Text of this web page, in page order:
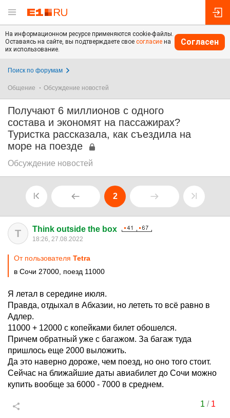
На информационном ресурсе применяются cookie-файлы.
Оставаясь на сайте, вы подтверждаете свое согласие на
их использование.
Согласен
Поиск по форумам
Общение Обсуждение новостей
Получают 6 миллионов с одного
состава и экономят на пассажирах?
Туристка рассказала, как съездила на
море на поезде
Обсуждение новостей
2
T Think outside the box
18:26, 27.08.2022
От пользователя Tetra
в Сочи 27000, поезд 11000
Я летал в середине июля.
Правда, отдыхал в Абхазии, но лететь то всё равно в
Адлер.
11000 + 12000 с копейками билет обошелся.
Причем обратный уже с багажом. За багаж туда
пришлось еще 2000 выложить.
Да это наверно дороже, чем поезд, но оно того стоит.
Сейчас на ближайшие даты авиабилет до Сочи можно
купить вообще за 6000 - 7000 в среднем.
1 / 1